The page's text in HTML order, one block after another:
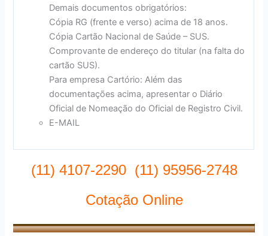
Demais documentos obrigatórios:
Cópia RG (frente e verso) acima de 18 anos.
Cópia Cartão Nacional de Saúde – SUS.
Comprovante de endereço do titular (na falta do
cartão SUS).
Para empresa Cartório: Além das
documentações acima, apresentar o Diário
Oficial de Nomeação do Oficial de Registro Civil.
E-MAIL
(11) 4107-2290 (11) 95956-2748
Cotação Online